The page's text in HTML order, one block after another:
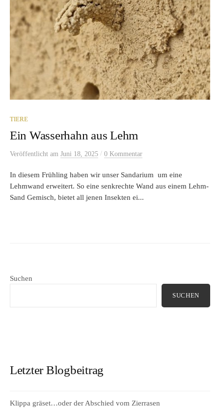
TIERE
Ein Wasserhahn aus Lehm
Veröffentlicht am Juni 18, 2025 / 0 Kommentar
In diesem Frühling haben wir unser Sandarium um eine
Lehmwand erweitert. So eine senkrechte Wand aus einem Lehm-
Sand Gemisch, bietet all jenen Insekten ei...
Suchen
SUCHEN
Letzter Blogbeitrag
Klippa gräset…oder der Abschied vom Zierrasen